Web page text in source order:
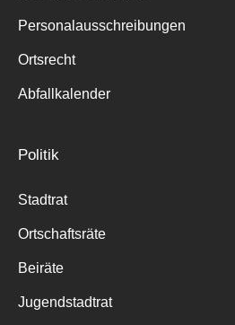
Personalausschreibungen
Ortsrecht
Abfallkalender
Politik
Stadtrat
Ortschaftsräte
Beiräte
Jugendstadtrat